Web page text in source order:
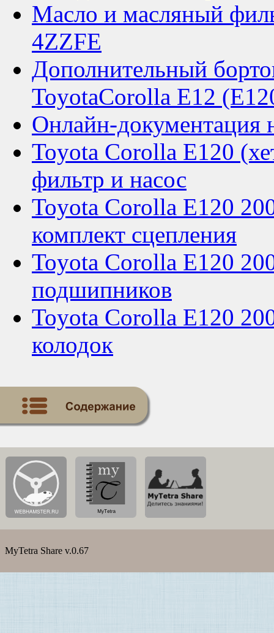
Масло и масляный
4ZZFE
Дополнительный
ToyotaCorolla E12
Онлайн-документация
Toyota Corolla E120
фильтр и насос
Toyota Corolla E120
комплект сцепления
Toyota Corolla E120
подшипников
Toyota Corolla E120
колодок
MyTetra Share v.0.67